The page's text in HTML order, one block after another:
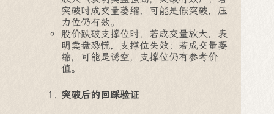
突破时成交量萎缩，可能是假突破，压
力位仍有效。
股价跌破支撑位时，若成交量放大，表
明卖盘恐慌，支撑位失效；若成交量萎
缩，可能是诱空，支撑位仍有参考价
值。
突破后的回踩验证